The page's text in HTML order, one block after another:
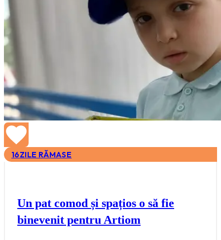
16ZILE RĂMASE
Un pat comod și spațios o să fie
binevenit pentru Artiom